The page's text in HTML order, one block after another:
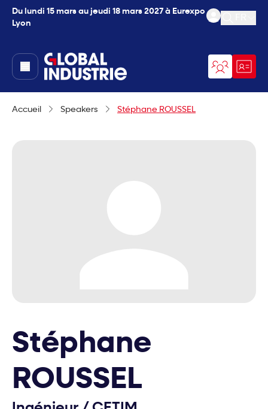
Du lundi 15 mars au jeudi 18 mars 2027 à Eurexpo
Lyon
Ouvrir
page.home
Accueil Speakers Stéphane ROUSSEL
Stéphane
ROUSSEL